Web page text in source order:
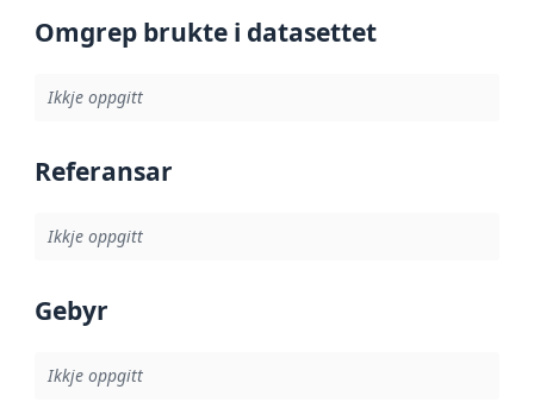
Omgrep brukte i datasettet
Ikkje oppgitt
Referansar
Ikkje oppgitt
Gebyr
Ikkje oppgitt